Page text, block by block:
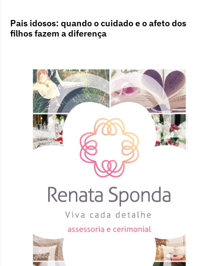
Pais idosos: quando o cuidado e o afeto dos
filhos fazem a diferença